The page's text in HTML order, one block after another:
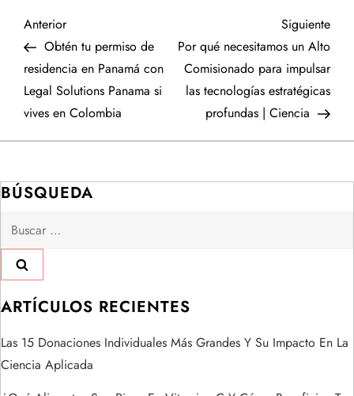
N
a
v
e
g
c
i
ó
n
Entrada
anterior
Anterior
Obtén tu permiso de
residencia en Panamá con
Legal Solutions Panama si
vives en Colombia
Siguiente
Por qué necesitamos un Alto
Comisionado para impulsar
las tecnologías estratégicas
profundas | Ciencia
BÚSQUEDA
Buscar:
ARTÍCULOS RECIENTES
Las 15 Donaciones Individuales Más Grandes Y Su Impacto En La
Ciencia Aplicada